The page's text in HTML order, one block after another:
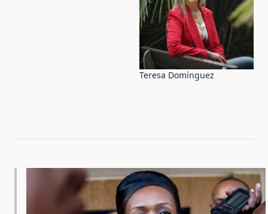
Teresa Domínguez